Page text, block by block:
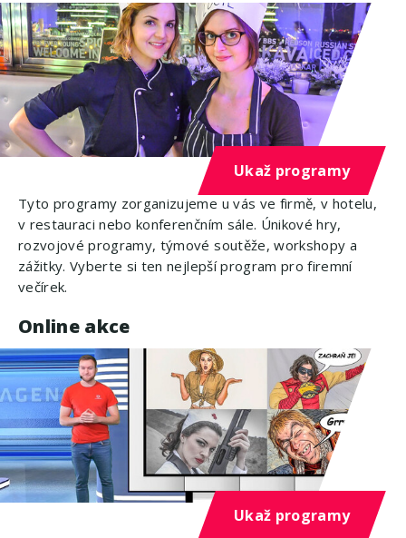
Ukaž programy
Tyto programy zorganizujeme u vás ve firmě, v hotelu,
v restauraci nebo konferenčním sále. Únikové hry,
rozvojové programy, týmové soutěže, workshopy a
zážitky. Vyberte si ten nejlepší program pro firemní
večírek.
Online akce
Ukaž programy